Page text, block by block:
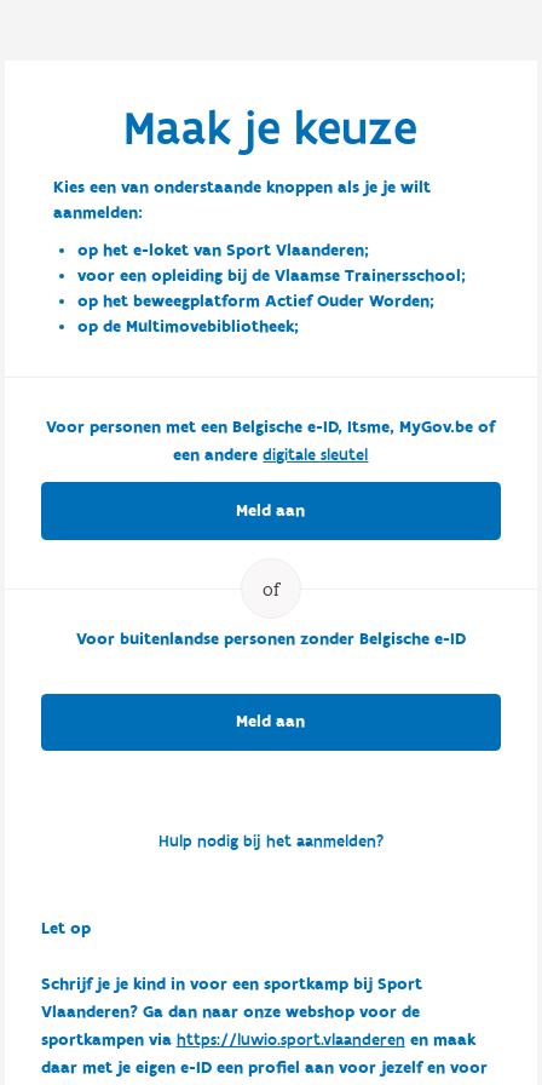
Maak je keuze
Kies een van onderstaande knoppen als je je wilt
aanmelden:
op het e-loket van Sport Vlaanderen;
voor een opleiding bij de Vlaamse Trainersschool;
op het beweegplatform Actief Ouder Worden;
op de Multimovebibliotheek;
Voor personen met een Belgische e-ID, Itsme, MyGov.be of
een anderedigitale sleutel
Meld aan
Voor buitenlandse personen zonder Belgische e-ID
Meld aan
Hulp nodig bij het aanmelden?
Let op
Schrijf je je kind in voor een sportkamp bij Sport
Vlaanderen? Ga dan naar onze webshop voor de
sportkampen via https://luwio.sport.vlaanderenen maak
daar met je eigen e-ID een profiel aan voor jezelf en voor